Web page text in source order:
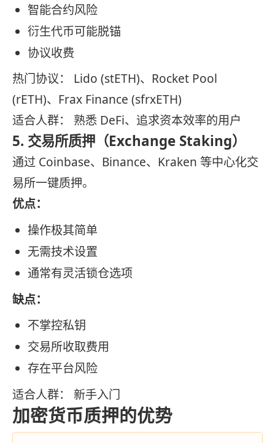
智能合约风险
衍生代币可能脱锚
协议收费
热门协议： Lido (stETH)、Rocket Pool
(rETH)、Frax Finance (sfrxETH)
适合人群： 熟悉 DeFi、追求资本效率的用户
5. 交易所质押（Exchange Staking）
通过 Coinbase、Binance、Kraken 等中心化交
易所一键质押。
优点：
操作极其简单
无需技术设置
通常有灵活锁仓选项
缺点：
不掌控私钥
交易所收取费用
存在平台风险
适合人群： 新手入门
加密货币质押的优势